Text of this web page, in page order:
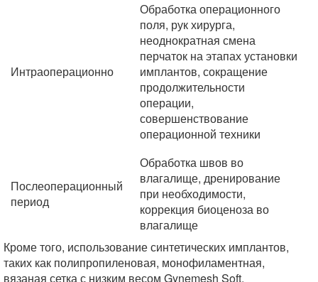
Интраоперационно
Обработка операционного
поля, рук хирурга,
неоднократная смена
перчаток на этапах установки
имплантов, сокращение
продолжительности
операции,
совершенствование
операционной техники
Послеоперационный
период
Обработка швов во
влагалище, дренирование
при необходимости,
коррекция биоценоза во
влагалище
Кроме того, использование синтетических имплантов,
таких как полипропиленовая, монофиламентная,
вязаная сетка с низким весом Gynemesh Soft,